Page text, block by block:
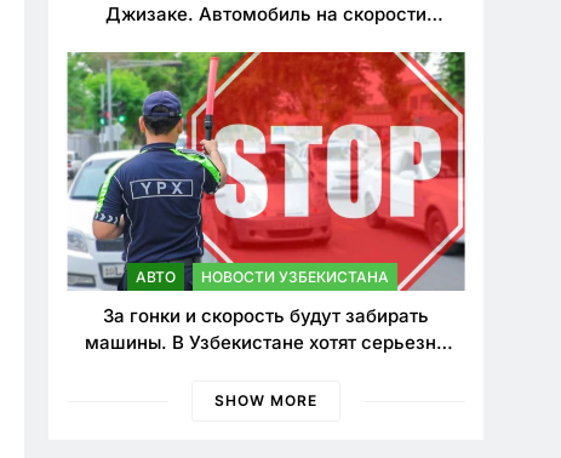
Джизаке. Автомобиль на скорости
АВТО НОВОСТИ УЗБЕКИСТАНА
За гонки и скорость будут забирать
машины. В Узбекистане хотят серьезно
SHOW MORE